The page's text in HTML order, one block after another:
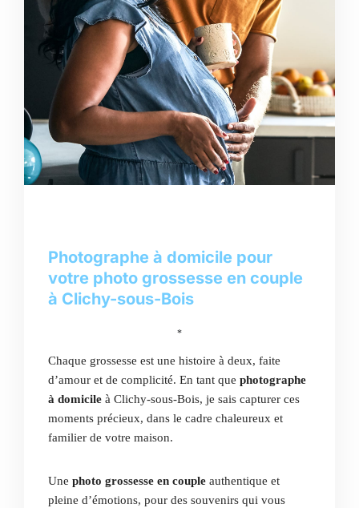
Photographe à domicile pour
votre photo grossesse en couple
à Clichy-sous-Bois
*
Chaque grossesse est une histoire à deux, faite
d’amour et de complicité. En tant que photographe
à domicile à Clichy-sous-Bois, je sais capturer ces
moments précieux, dans le cadre chaleureux et
familier de votre maison.
Une photo grossesse en couple authentique et
pleine d’émotions, pour des souvenirs qui vous